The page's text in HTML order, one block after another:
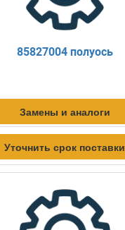
85827004 полуось
Замены и аналоги
Уточнить срок поставки